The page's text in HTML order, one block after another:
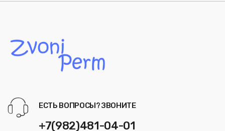
ЕСТЬ ВОПРОСЫ? ЗВОНИТЕ
+7(982)481-04-01